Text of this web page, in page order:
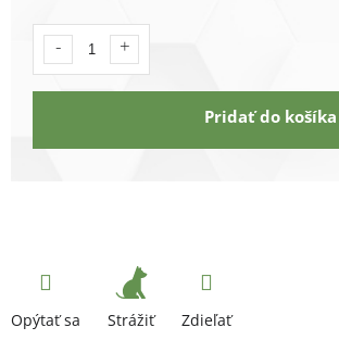
Pridať do košíka
Opýtať sa Strážiť Zdieľať